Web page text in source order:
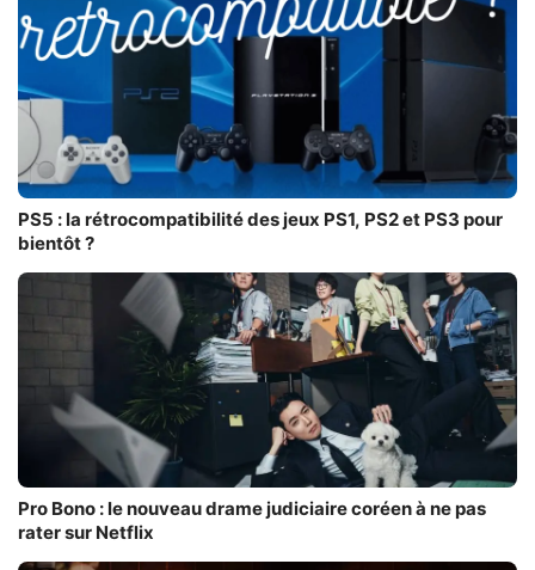
PS5 : la rétrocompatibilité des jeux PS1, PS2 et PS3 pour
bientôt ?
Pro Bono : le nouveau drame judiciaire coréen à ne pas
rater sur Netflix